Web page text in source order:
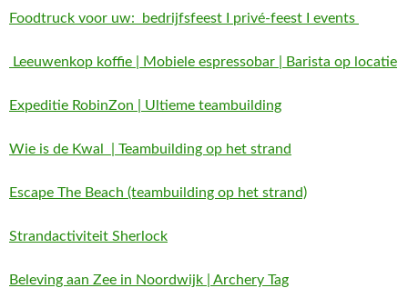
Foodtruck voor uw: bedrijfsfeest I privé-feest I events
Leeuwenkop koffie | Mobiele espressobar | Barista op locatie
Expeditie RobinZon | Ultieme teambuilding
Wie is de Kwal | Teambuilding op het strand
Escape The Beach (teambuilding op het strand)
Strandactiviteit Sherlock
Beleving aan Zee in Noordwijk | Archery Tag